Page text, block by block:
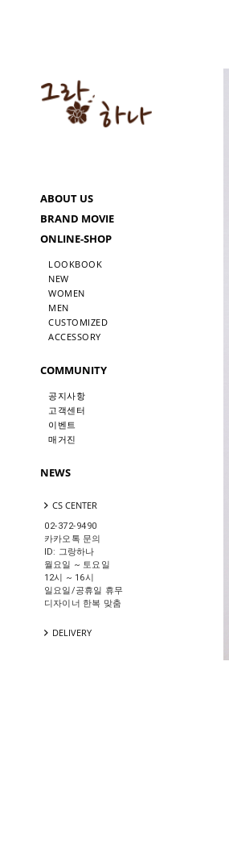
ABOUT US
BRAND MOVIE
ONLINE-SHOP
LOOKBOOK
NEW
WOMEN
MEN
CUSTOMIZED
ACCESSORY
COMMUNITY
공지사항
고객센터
이벤트
매거진
NEWS
CS CENTER
02-372-9490
카카오톡 문의
ID: 그랑하나
월요일 ~ 토요일
12시 ~ 16시
일요일/공휴일 휴무
디자이너 한복 맞춤
DELIVERY